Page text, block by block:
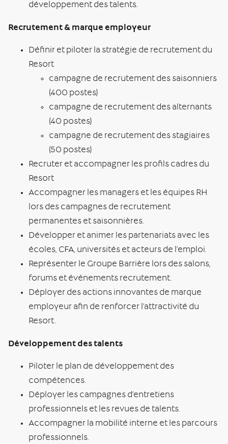
développement des talents.
Recrutement & marque employeur
Définir et piloter la stratégie de recrutement du
Resort
campagne de recrutement des saisonniers
(400 postes)
campagne de recrutement des alternants
(40 postes)
campagne de recrutement des stagiaires
(50 postes)
Recruter et accompagner les profils cadres du
Resort
Accompagner les managers et les équipes RH
lors des campagnes de recrutement
permanentes et saisonnières.
Développer et animer les partenariats avec les
écoles, CFA, universités et acteurs de l’emploi.
Représenter le Groupe Barrière lors des salons,
forums et événements recrutement.
Déployer des actions innovantes de marque
employeur afin de renforcer l’attractivité du
Resort.
Développement des talents
Piloter le plan de développement des
compétences.
Déployer les campagnes d’entretiens
professionnels et les revues de talents.
Accompagner la mobilité interne et les parcours
professionnels.